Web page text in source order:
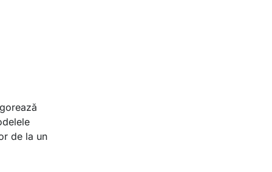
de la un